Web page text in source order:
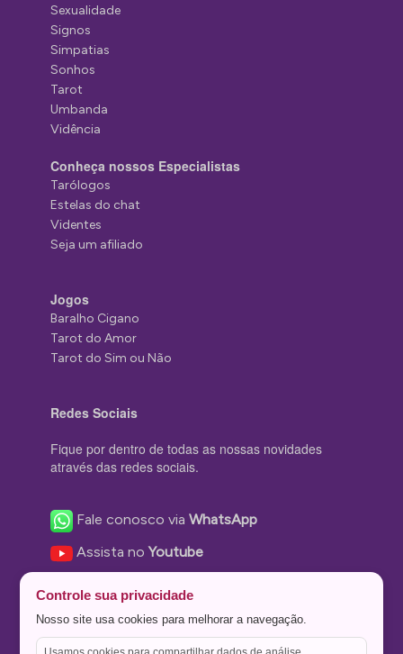
Sexualidade
Signos
Simpatias
Sonhos
Tarot
Umbanda
Vidência
Conheça nossos Especialistas
Tarólogos
Estelas do chat
Videntes
Seja um afiliado
Jogos
Baralho Cigano
Tarot do Amor
Tarot do Sim ou Não
Redes Sociais
Fique por dentro de todas as nossas novidades
através das redes sociais.
Fale conosco viaWhatsApp
Assista noYoutube
Nos siga no Instagram
Nos siga noTwitter
Controle sua privacidade
Nosso site usa cookies para melhorar a navegação.